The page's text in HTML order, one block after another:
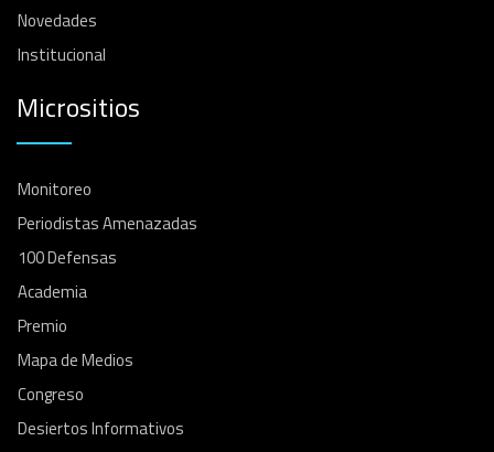
Novedades
Institucional
Micrositios
Monitoreo
Periodistas Amenazadas
100 Defensas
Academia
Premio
Mapa de Medios
Congreso
Desiertos Informativos